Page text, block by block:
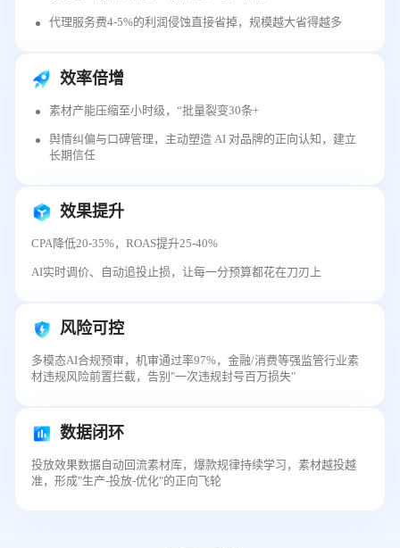
代理服务费4-5%的利润侵蚀直接省掉，规模越大省得越多
效率倍增
素材产能压缩至小时级，“批量裂变30条+
舆情纠偏与口碑管理，主动塑造 AI 对品牌的正向认知，建立
长期信任
效果提升
CPA降低20-35%，ROAS提升25-40%
AI实时调价、自动追投止损，让每一分预算都花在刀刃上
风险可控
多模态AI合规预审，机审通过率97%，金融/消费等强监管行业素
材违规风险前置拦截，告别"一次违规封号百万损失"
数据闭环
投放效果数据自动回流素材库，爆款规律持续学习，素材越投越
准，形成"生产-投放-优化"的正向飞轮